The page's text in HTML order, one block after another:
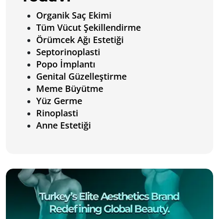
Organik Saç Ekimi
Tüm Vücut Şekillendirme
Örümcek Ağı Estetiği
Septorinoplasti
Popo İmplantı
Genital Güzelleştirme
Meme Büyütme
Yüz Germe
Rinoplasti
Anne Estetiği